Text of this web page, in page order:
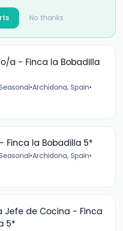
No thanks
a - Finca la Bobadilla
•Archidona, Spain•
Finca la Bobadilla 5*
•Archidona, Spain•
Jefe de Cocina - Finca
5*